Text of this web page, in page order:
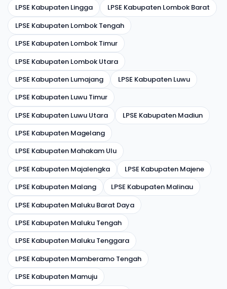
LPSE Kabupaten Lingga
LPSE Kabupaten Lombok Barat
LPSE Kabupaten Lombok Tengah
LPSE Kabupaten Lombok Timur
LPSE Kabupaten Lombok Utara
LPSE Kabupaten Lumajang
LPSE Kabupaten Luwu
LPSE Kabupaten Luwu Timur
LPSE Kabupaten Luwu Utara
LPSE Kabupaten Madiun
LPSE Kabupaten Magelang
LPSE Kabupaten Mahakam Ulu
LPSE Kabupaten Majalengka
LPSE Kabupaten Majene
LPSE Kabupaten Malang
LPSE Kabupaten Malinau
LPSE Kabupaten Maluku Barat Daya
LPSE Kabupaten Maluku Tengah
LPSE Kabupaten Maluku Tenggara
LPSE Kabupaten Mamberamo Tengah
LPSE Kabupaten Mamuju